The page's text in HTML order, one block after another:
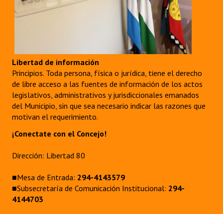
Libertad de información
Principios. Toda persona, física o jurídica, tiene el derecho
de libre acceso a las fuentes de información de los actos
legislativos, administrativos y jurisdiccionales emanados
del Municipio, sin que sea necesario indicar las razones que
motivan el requerimiento.
¡Conectate con el Concejo!
Dirección: Libertad 80
■Mesa de Entrada: 294-4143579
■Subsecretaría de Comunicación Institucional: 294-
4144703